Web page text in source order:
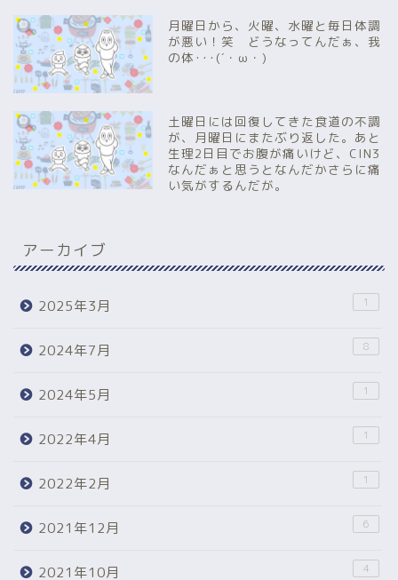
月曜日から、火曜、水曜と毎日体調
が悪い！笑 どうなってんだぁ、我
の体･･･(´・ω・)
土曜日には回復してきた食道の不調
が、月曜日にまたぶり返した。あと
生理2日目でお腹が痛いけど、CIN3
なんだぁと思うとなんだかさらに痛
い気がするんだが。
アーカイブ
2025年3月 1
2024年7月 8
2024年5月 1
2022年4月 1
2022年2月 1
2021年12月 6
2021年10月 4